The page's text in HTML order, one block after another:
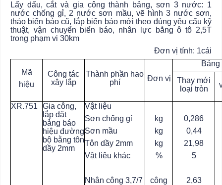
Lấy dấu, cắt và gia công thành bảng, sơn 3 nước: 1
nước chống gỉ, 2 nước sơn mầu, vẽ hình 3 nước sơn,
tháo biển báo cũ, lắp biển báo mới theo đúng yêu cấu kỹ
thuật, vận chuyển biển báo, nhân lực bằng ô tô 2,5T
trong phạm vi 30km
Đơn vị tính: 1cái
Mã
hiệu
Công tác
xây lắp
Thành phần hao
phí
Đơn vị
Thay mới
loại tròn
XR.751
Gia công,
lắp đặt
bảng báo
hiệu đường
bộ bằng tôn
dầy 2mm
Vật liệu
Sơn chống gỉ
Sơn mầu
Tôn dầy 2mm
Vật liệu khác
Nhân công 3,7/7
kg
kg
kg
%
công
0,286
0,44
21,98
5
2,63